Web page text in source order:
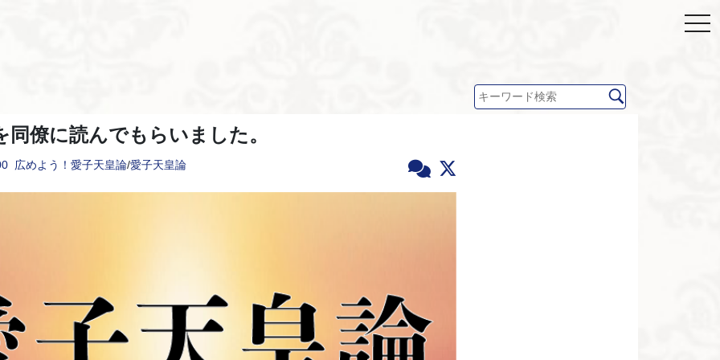
同僚に読んでもらいました。
広めよう！愛子天皇論/愛子天皇論